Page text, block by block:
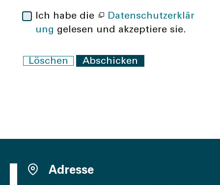
Ich habe die
Datenschutzerklär
ung gelesen und akzeptiere sie.
Löschen Abschicken
Adresse